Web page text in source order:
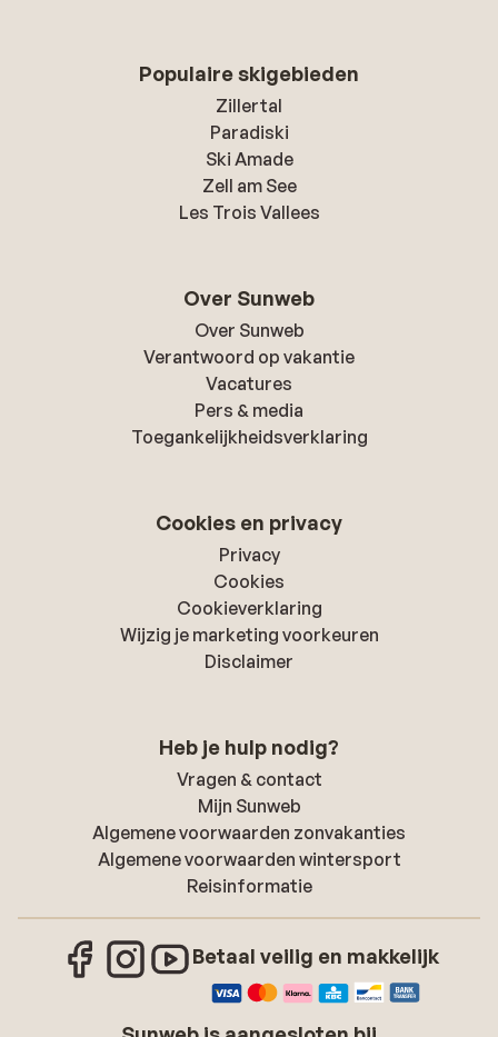
Populaire skigebieden
Zillertal
Paradiski
Ski Amade
Zell am See
Les Trois Vallees
Over Sunweb
Over Sunweb
Verantwoord op vakantie
Vacatures
Pers & media
Toegankelijkheidsverklaring
Cookies en privacy
Privacy
Cookies
Cookieverklaring
Wijzig je marketing voorkeuren
Disclaimer
Heb je hulp nodig?
Vragen & contact
Mijn Sunweb
Algemene voorwaarden zonvakanties
Algemene voorwaarden wintersport
Reisinformatie
Betaal veilig en makkelijk